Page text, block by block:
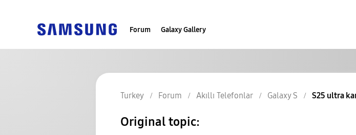
Forum Galaxy Gallery
Turkey Forum Akıllı Telefonlar Galaxy S S25 ultra
Original topic: